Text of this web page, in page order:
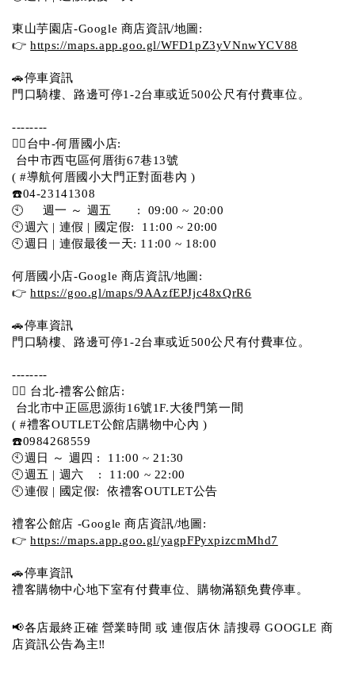
東山芋園店-Google 商店資訊/地圖:
👉 https://maps.app.goo.gl/WFD1pZ3yVNnwYCV88
🚗停車資訊
門口騎樓、路邊可停1-2台車或近500公尺有付費車位。
--------
💁‍♀️台中-何厝國小店:
台中市西屯區何厝街67巷13號
( #導航何厝國小大門正對面巷內 )
☎️04-23141308
🕙     週一 ～ 週五       :  09:00 ~ 20:00
🕙週六 | 連假 | 國定假:  11:00 ~ 20:00
🕙週日 | 連假最後一天: 11:00 ~ 18:00
何厝國小店-Google 商店資訊/地圖:
👉 https://goo.gl/maps/9AAzfEPJjc48xQrR6
🚗停車資訊
門口騎樓、路邊可停1-2台車或近500公尺有付費車位。
--------
💁‍♀️ 台北-禮客公館店:
台北市中正區思源街16號1F.大後門第一間
( #禮客OUTLET公館店購物中心內 )
☎️0984268559
🕙週日 ～ 週四 :  11:00 ~ 21:30
🕙週五 | 週六    :  11:00 ~ 22:00
🕙連假 | 國定假:  依禮客OUTLET公告
禮客公館店 -Google 商店資訊/地圖:
👉 https://maps.app.goo.gl/yagpFPyxpizcmMhd7
🚗停車資訊
禮客購物中心地下室有付費車位、購物滿額免費停車。
📢各店最終正確 營業時間 或 連假店休 請搜尋 GOOGLE 商
店資訊公告為主‼️